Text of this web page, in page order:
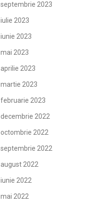
septembrie 2023
iulie 2023
iunie 2023
mai 2023
aprilie 2023
martie 2023
februarie 2023
decembrie 2022
octombrie 2022
septembrie 2022
august 2022
iunie 2022
mai 2022